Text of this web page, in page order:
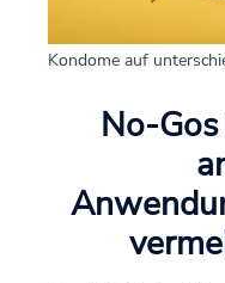
Kondome auf
No-